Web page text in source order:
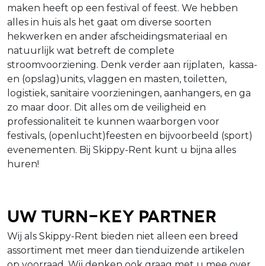
maken heeft op een festival of feest. We hebben
alles in huis als het gaat om diverse soorten
hekwerken en ander afscheidingsmateriaal en
natuurlijk wat betreft de complete
stroomvoorziening. Denk verder aan rijplaten, kassa-
en (opslag)units, vlaggen en masten, toiletten,
logistiek, sanitaire voorzieningen, aanhangers, en ga
zo maar door. Dit alles om de veiligheid en
professionaliteit te kunnen waarborgen voor
festivals, (openlucht)feesten en bijvoorbeeld (sport)
evenementen. Bij Skippy-Rent kunt u bijna alles
huren!
Uw turn-key partner
Wij als Skippy-Rent bieden niet alleen een breed
assortiment met meer dan tienduizende artikelen